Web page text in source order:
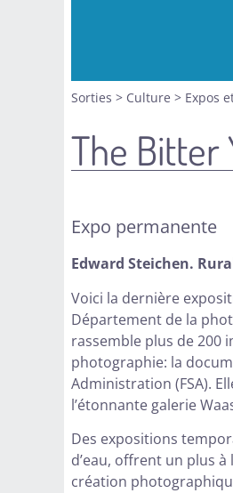
Sorties > Culture > Expos
The Bitter
Expo permanente
Edward Steichen.
Voici la dernière
Département de la
rassemble plus de 200
photographie: la
Administration (FSA).
l’étonnante galerie
Des expositions
d’eau, offrent un plus
création